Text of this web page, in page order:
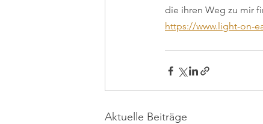
die ihren Weg zu mir
https://www.light-on-
Aktuelle Beiträge